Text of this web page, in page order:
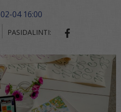
04 16:00
PASIDALINTI: